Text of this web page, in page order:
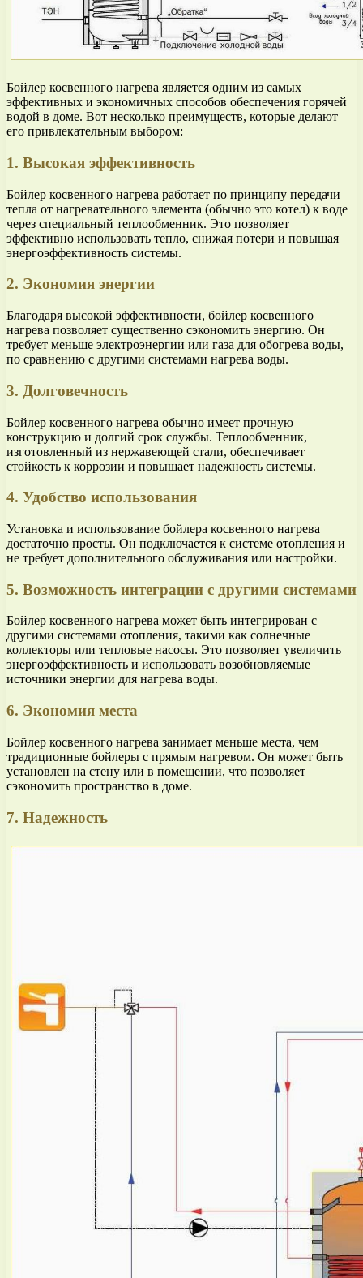
Бойлер косвенного нагрева является одним из самых
эффективных и экономичных способов обеспечения горячей
водой в доме. Вот несколько преимуществ, которые делают
его привлекательным выбором:
1. Высокая эффективность
Бойлер косвенного нагрева работает по принципу передачи
тепла от нагревательного элемента (обычно это котел) к воде
через специальный теплообменник. Это позволяет
эффективно использовать тепло, снижая потери и повышая
энергоэффективность системы.
2. Экономия энергии
Благодаря высокой эффективности, бойлер косвенного
нагрева позволяет существенно сэкономить энергию. Он
требует меньше электроэнергии или газа для обогрева воды,
по сравнению с другими системами нагрева воды.
3. Долговечность
Бойлер косвенного нагрева обычно имеет прочную
конструкцию и долгий срок службы. Теплообменник,
изготовленный из нержавеющей стали, обеспечивает
стойкость к коррозии и повышает надежность системы.
4. Удобство использования
Установка и использование бойлера косвенного нагрева
достаточно просты. Он подключается к системе отопления и
не требует дополнительного обслуживания или настройки.
5. Возможность интеграции с другими системами
Бойлер косвенного нагрева может быть интегрирован с
другими системами отопления, такими как солнечные
коллекторы или тепловые насосы. Это позволяет увеличить
энергоэффективность и использовать возобновляемые
источники энергии для нагрева воды.
6. Экономия места
Бойлер косвенного нагрева занимает меньше места, чем
традиционные бойлеры с прямым нагревом. Он может быть
установлен на стену или в помещении, что позволяет
сэкономить пространство в доме.
7. Надежность